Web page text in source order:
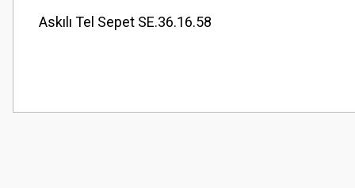
Askılı Tel Sepet SE.36.16.58
Görüş ve önerileriniz için teşekkür ederiz.